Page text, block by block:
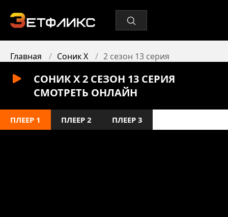
Главная Соник X 2 сезон 13 серия
СОНИК X 2 СЕЗОН 13 СЕРИЯ
СМОТРЕТЬ ОНЛАЙН
ПЛЕЕР 1 ПЛЕЕР 2 ПЛЕЕР 3